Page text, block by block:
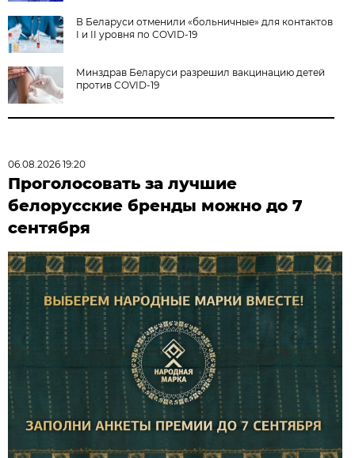
В Беларуси отменили «больничные» для контактов
I и II уровня по COVID-19
Минздрав Беларуси разрешил вакцинацию детей
против COVID-19
06.08.2026 19:20
Проголосовать за лучшие
белорусские бренды можно до 7
сентября